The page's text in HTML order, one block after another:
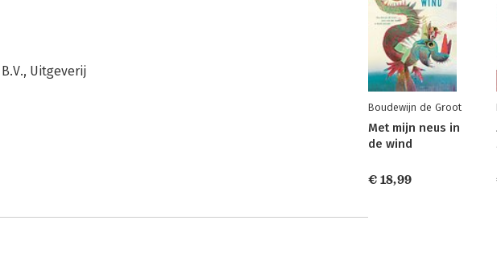
Uitgeverij
Boudewijn de Groot
Met mijn neus in
de wind
€ 18,99